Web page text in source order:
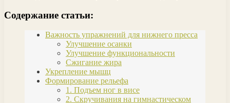
Содержание статьи:
Важность упражнений для нижнего пресса
Улучшение осанки
Улучшение функциональности
Сжигание жира
Укрепление мышц
Формирование рельефа
1. Подъем ног в висе
2. Скручивания на гимнастическом